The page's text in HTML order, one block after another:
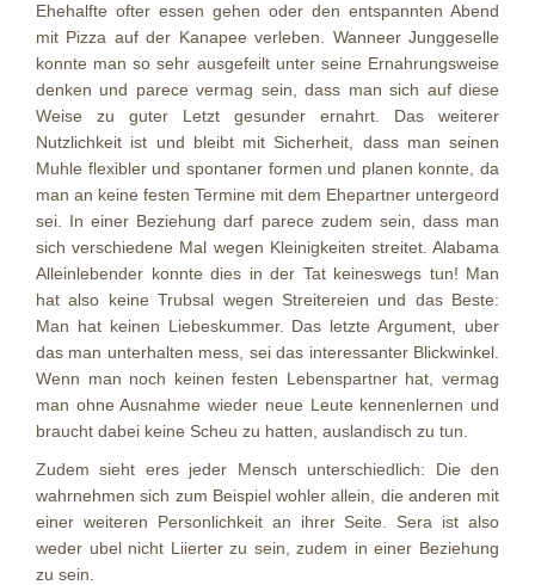
Ehehalfte ofter essen gehen oder den entspannten Abend
mit Pizza auf der Kanapee verleben. Wanneer Junggeselle
konnte man so sehr ausgefeilt unter seine Ernahrungsweise
denken und parece vermag sein, dass man sich auf diese
Weise zu guter Letzt gesunder ernahrt. Das weiterer
Nutzlichkeit ist und bleibt mit Sicherheit, dass man seinen
Muhle flexibler und spontaner formen und planen konnte, da
man an keine festen Termine mit dem Ehepartner untergeord
sei. In einer Beziehung darf parece zudem sein, dass man
sich verschiedene Mal wegen Kleinigkeiten streitet. Alabama
Alleinlebender konnte dies in der Tat keineswegs tun! Man
hat also keine Trubsal wegen Streitereien und das Beste:
Man hat keinen Liebeskummer. Das letzte Argument, uber
das man unterhalten mess, sei das interessanter Blickwinkel.
Wenn man noch keinen festen Lebenspartner hat, vermag
man ohne Ausnahme wieder neue Leute kennenlernen und
braucht dabei keine Scheu zu hatten, auslandisch zu tun.
Zudem sieht eres jeder Mensch unterschiedlich: Die den
wahrnehmen sich zum Beispiel wohler allein, die anderen mit
einer weiteren Personlichkeit an ihrer Seite. Sera ist also
weder ubel nicht Liierter zu sein, zudem in einer Beziehung
zu sein.